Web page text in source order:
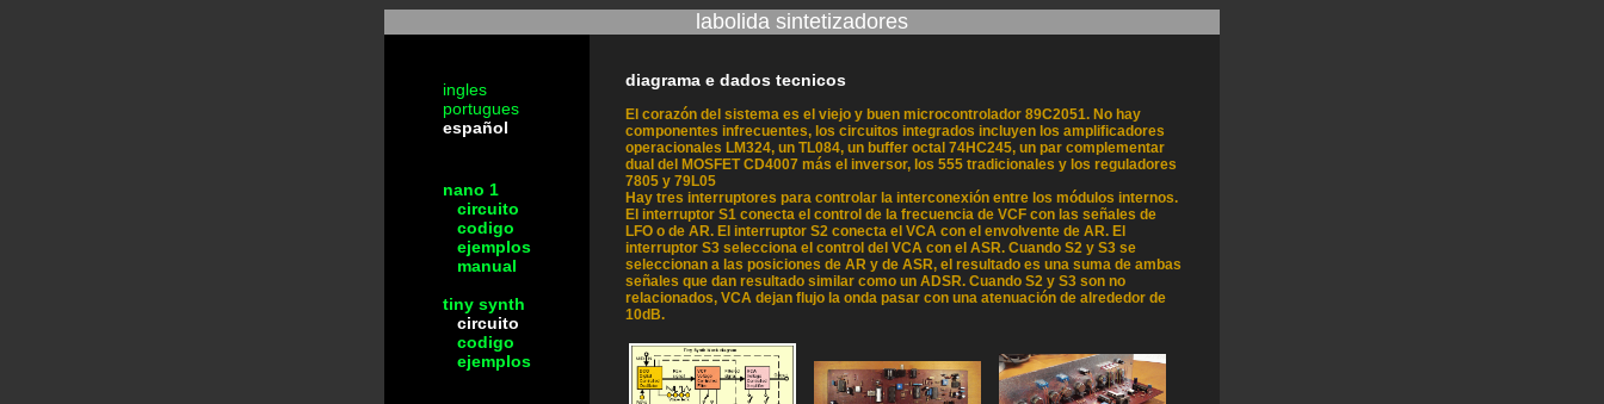
labolida sintetizadores
ingles
portugues
español
nano 1
circuito
codigo
ejemplos
manual
tiny synth
circuito
codigo
ejemplos
diagrama e dados tecnicos
El corazón del sistema es el viejo y buen microcontrolador 89C2051. No hay
componentes infrecuentes, los circuitos integrados incluyen los amplificadores
operacionales LM324, un TL084, un buffer octal 74HC245, un par complementar
dual del MOSFET CD4007 más el inversor, los 555 tradicionales y los reguladores
7805 y 79L05
Hay tres interruptores para controlar la interconexión entre los módulos internos.
El interruptor S1 conecta el control de la frecuencia de VCF con las señales de
LFO o de AR. El interruptor S2 conecta el VCA con el envolvente de AR. El
interruptor S3 selecciona el control del VCA con el ASR. Cuando S2 y S3 se
seleccionan a las posiciones de AR y de ASR, el resultado es una suma de ambas
señales que dan resultado similar como un ADSR. Cuando S2 y S3 son no
relacionados, VCA dejan flujo la onda pasar con una atenuación de alrededor de
10dB.